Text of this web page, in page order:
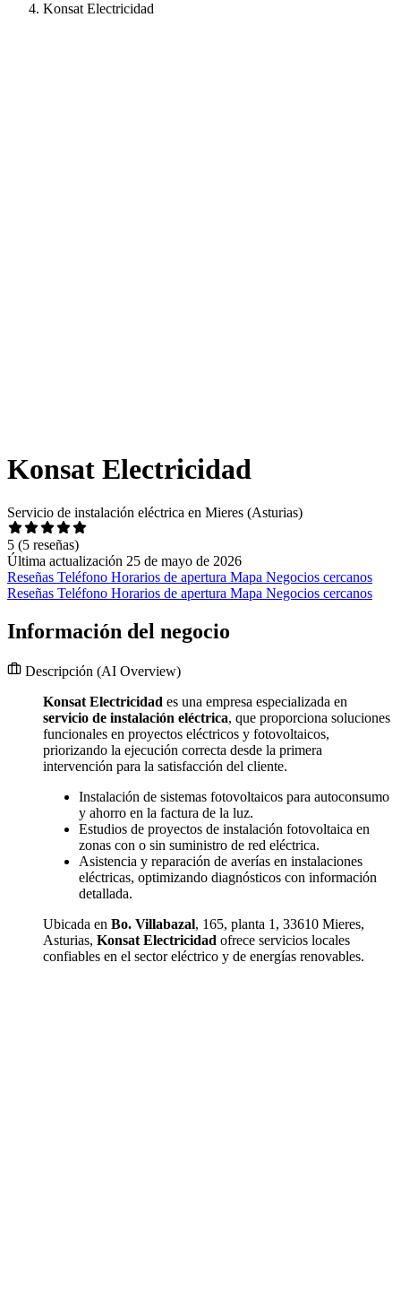
Konsat Electricidad
Konsat Electricidad
Servicio de instalación eléctrica en Mieres (Asturias)
5 (5 reseñas)
Última actualización 25 de mayo de 2026
Reseñas Teléfono Horarios de apertura Mapa Negocios cercanos
Reseñas Teléfono Horarios de apertura Mapa Negocios cercanos
Información del negocio
Descripción (AI Overview)
Konsat Electricidad es una empresa especializada en
servicio de instalación eléctrica, que proporciona soluciones
funcionales en proyectos eléctricos y fotovoltaicos,
priorizando la ejecución correcta desde la primera
intervención para la satisfacción del cliente.
Instalación de sistemas fotovoltaicos para autoconsumo
y ahorro en la factura de la luz.
Estudios de proyectos de instalación fotovoltaica en
zonas con o sin suministro de red eléctrica.
Asistencia y reparación de averías en instalaciones
eléctricas, optimizando diagnósticos con información
detallada.
Ubicada en Bo. Villabazal, 165, planta 1, 33610 Mieres,
Asturias, Konsat Electricidad ofrece servicios locales
confiables en el sector eléctrico y de energías renovables.